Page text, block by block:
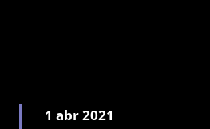
1 abr 2021